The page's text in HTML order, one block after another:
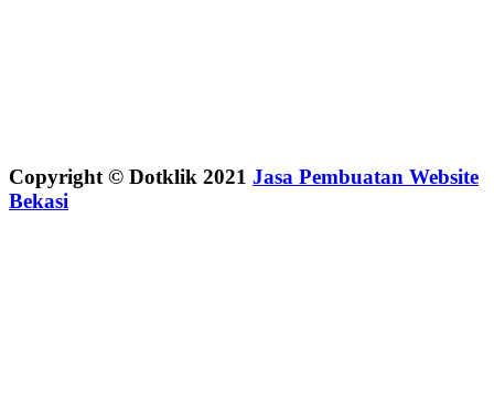
Copyright © Dotklik 2021 Jasa Pembuatan Website
Bekasi